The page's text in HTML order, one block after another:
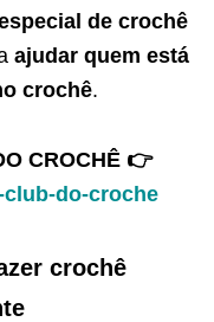
de crochê
ajudar quem está
crochê.
CROCHÊ 👉
do-croche
crochê